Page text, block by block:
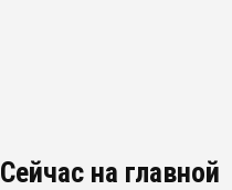
Сейчас на главной